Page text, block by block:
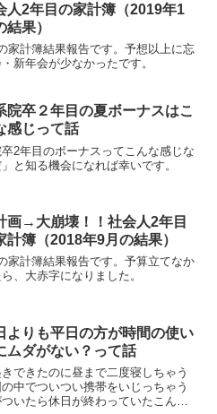
人2年目の家計簿（2019年1
結果）
家計簿結果報告です。予想以上に忘
新年会が少なかったです。
院卒２年目の夏ボーナスはこ
感じって話
卒2年目のボーナスってこんな感じな
」と知る機会になれば幸いです。
画→大崩壊！！社会人2年目
計簿（2018年9月の結果）
家計簿結果報告です。予算立てなか
ら、大赤字になりました。
よりも平日の方が時間の使い
ムダがない？って話
できたのに昼まで二度寝しちゃう
中でついつい携帯をいじっちゃう
いたら休日が終わっていたこんな